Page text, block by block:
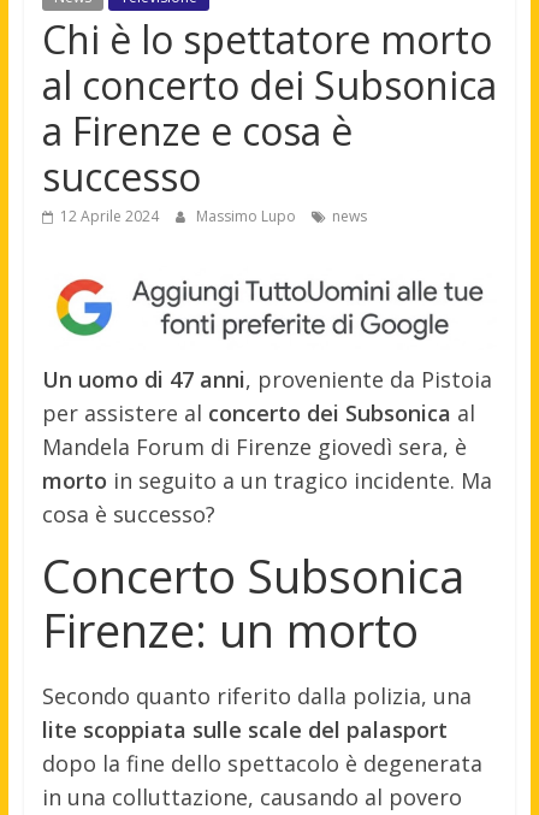
Chi è lo spettatore morto
al concerto dei Subsonica
a Firenze e cosa è
successo
12 Aprile 2024 Massimo Lupo news
Un uomo di 47 anni, proveniente da Pistoia
per assistere al concerto dei Subsonica al
Mandela Forum di Firenze giovedì sera, è
morto in seguito a un tragico incidente. Ma
cosa è successo?
Concerto Subsonica
Firenze: un morto
Secondo quanto riferito dalla polizia, una
lite scoppiata sulle scale del palasport
dopo la fine dello spettacolo è degenerata
in una colluttazione, causando al povero